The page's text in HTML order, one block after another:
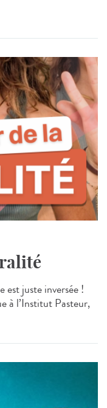
est juste inversée !
à l’Institut Pasteur,